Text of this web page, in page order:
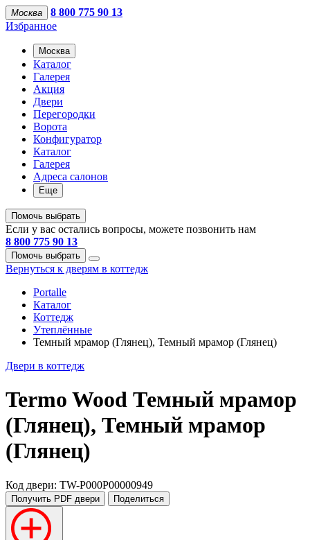
Москва
8 800 775 90 13
Избранное
Москва
Каталог
Галерея
Акция
Двери
Перегородки
Ворота
Конфигуратор
Каталог
Галерея
Адреса салонов
Еще
Помочь выбрать
Если у вас остались вопросы, можете позвонить нам
8 800 775 90 13
Помочь выбрать
Вернуться к дверям в коттедж
Portalle
Каталог
Коттедж
Утеплённые
Темный мрамор (Глянец), Темный мрамор (Глянец)
Двери в коттедж
Termo Wood Темный мрамор
(Глянец), Темный мрамор
(Глянец)
Код двери: TW-P000P00000949
Получить PDF двери Поделиться